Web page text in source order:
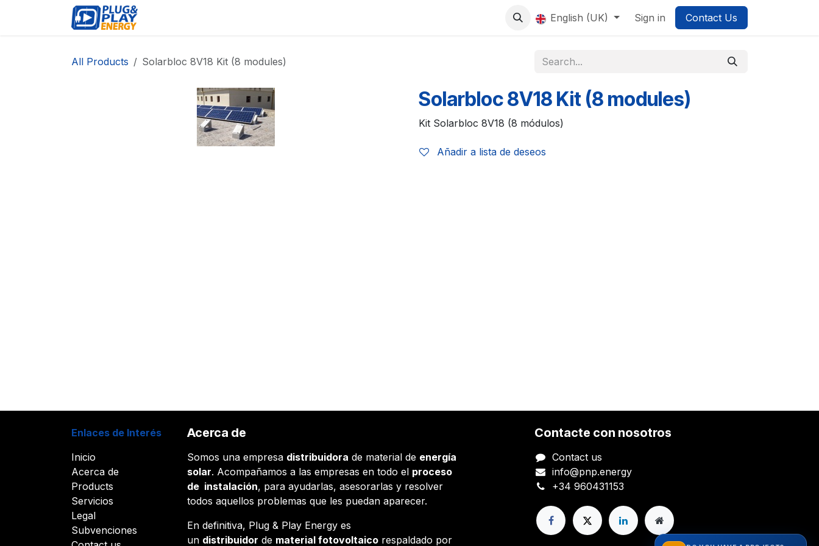
English (UK) Sign in Contact Us
All Products Solarbloc 8V18 Kit (8 modules)
Solarbloc 8V18 Kit (8 modules)
Kit Solarbloc 8V18 (8 módulos)
Añadir a lista de deseos
Enlaces de Interés
Inicio
Acerca de
Products
Servicios
Legal
Subvenciones
Acerca de
Somos una empresa distribuidora de material de energía
solar. Acompañamos a las empresas en todo el proceso
de instalación, para ayudarlas, asesorarlas y resolver
todos aquellos problemas que les puedan aparecer.
En definitiva, Plug & Play Energy es
un distribuidor de material fotovoltaico respaldado por
Contacte con nosotros
Contact us
info@pnp.energy
+34 960431153